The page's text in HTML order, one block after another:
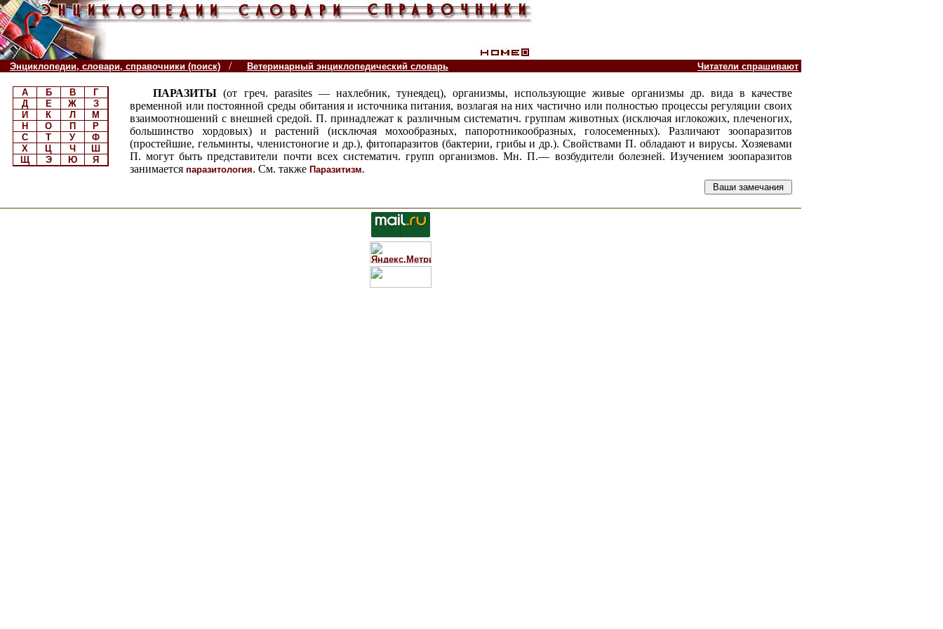
Энциклопедии, словари, справочники (поиск) / Ветеринарный энциклопедический словарь Читатели спрашивают
А Б В
Г
Д
Е Ж
З
И
К Л
М
Н
О П
Р
С
Т У
Ф
Х
Ц Ч
Ш
Щ
Э Ю Я
ПАРАЗИТЫ (от греч. parasites — нахлебник, тунеядец), организмы, использующие живые организмы др. вида в качестве
временной или постоянной среды обитания и источника питания, возлагая на них частично или полностью процессы регуляции своих
взаимоотношений с внешней средой. П. принадлежат к различным систематич. группам животных (исключая иглокожих, плеченогих,
большинство хордовых) и растений (исключая мохообразных, папоротникообразных, голосеменных). Различают зоопаразитов
(простейшие, гельминты, членистоногие и др.), фитопаразитов (бактерии, грибы и др.). Свойствами П. обладают и вирусы. Хозяевами
П. могут быть представители почти всех систематич. групп организмов. Мн. П.— возбудители болезней. Изучением зоопаразитов
занимается паразитология. См. также Паразитизм.